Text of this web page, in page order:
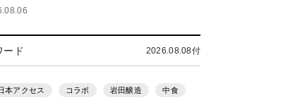
ード 2026.08.08付
本アクセス コラボ 岩田醸造 中食